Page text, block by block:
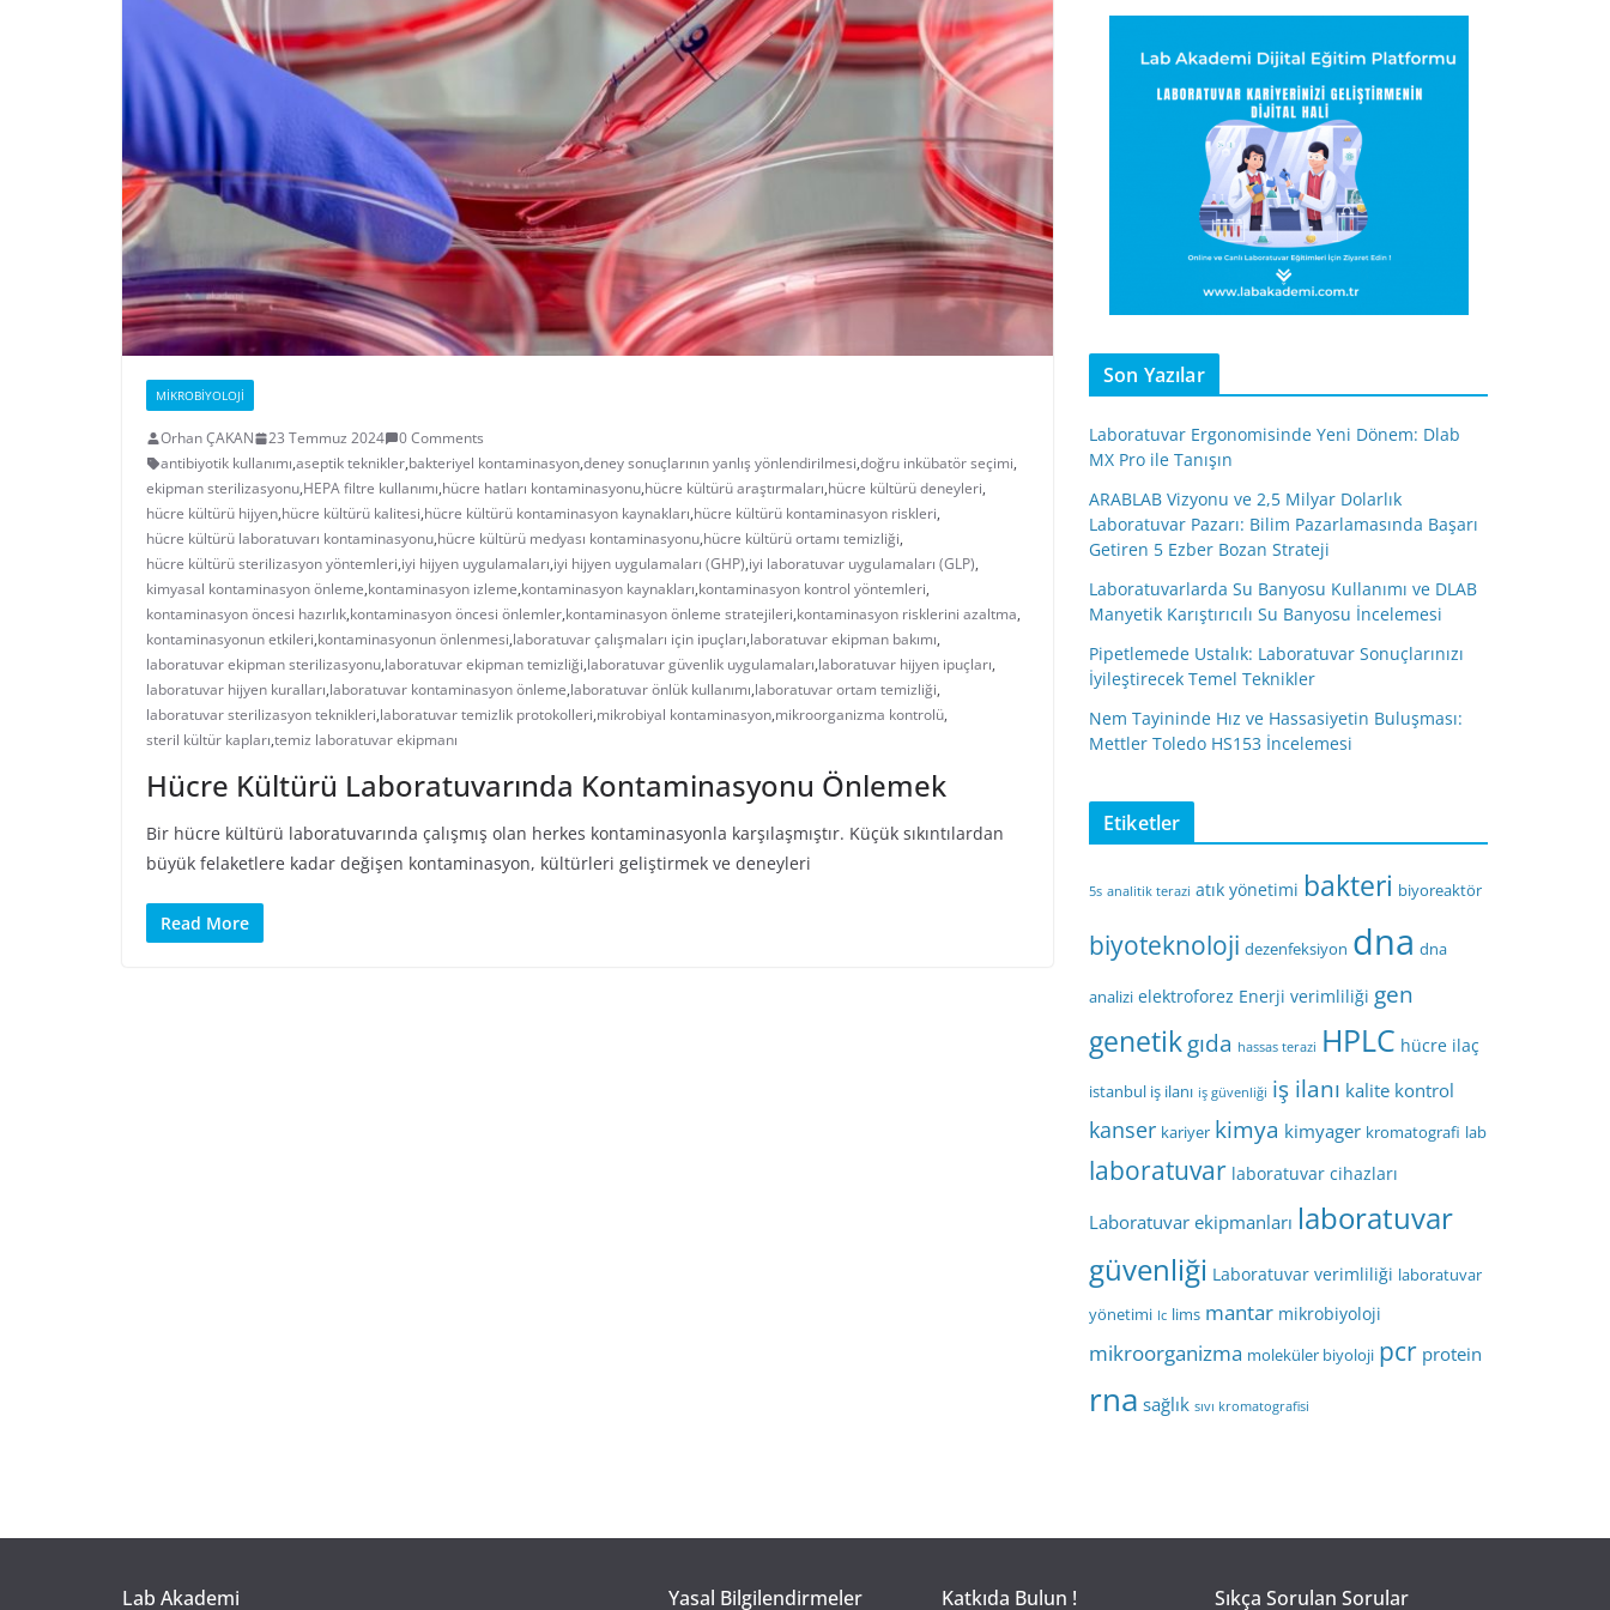
MIKROBIYOLOJI
Orhan ÇAKAN 23 Temmuz 2024
0 Comments
antibiyotik kullanımı,aseptik teknikler,bakteriyel kontaminasyon,deney sonuçlarının yanlış yönlendirilmesi,doğru inkübatör seçimi,
ekipman sterilizasyonu,HEPA filtre kullanımı,hücre hatları kontaminasyonu,hücre kültürü araştırmaları,hücre kültürü deneyleri,
hücre kültürü hijyen,hücre kültürü kalitesi,hücre kültürü kontaminasyon kaynakları,hücre kültürü kontaminasyon riskleri,
hücre kültürü laboratuvarı kontaminasyonu,hücre kültürü medyası kontaminasyonu,hücre kültürü ortamı temizliği,
hücre kültürü sterilizasyon yöntemleri,iyi hijyen uygulamaları,iyi hijyen uygulamaları (GHP),iyi laboratuvar uygulamaları (GLP),
kimyasal kontaminasyon önleme,kontaminasyon izleme,kontaminasyon kaynakları,kontaminasyon kontrol yöntemleri,
kontaminasyon öncesi hazırlık,kontaminasyon öncesi önlemler,kontaminasyon önleme stratejileri,kontaminasyon risklerini azaltma,
kontaminasyonun etkileri,kontaminasyonun önlenmesi,laboratuvar çalışmaları için ipuçları,laboratuvar ekipman bakımı,
laboratuvar ekipman sterilizasyonu,laboratuvar ekipman temizliği,laboratuvar güvenlik uygulamaları,laboratuvar hijyen ipuçları,
laboratuvar hijyen kuralları,laboratuvar kontaminasyon önleme,laboratuvar önlük kullanımı,laboratuvar ortam temizliği,
laboratuvar sterilizasyon teknikleri,laboratuvar temizlik protokolleri,mikrobiyal kontaminasyon,mikroorganizma kontrolü,
steril kültür kapları,temiz laboratuvar ekipmanı
Hücre Kültürü Laboratuvarında Kontaminasyonu Önlemek
Bir hücre kültürü laboratuvarında çalışmış olan herkes kontaminasyonla karşılaşmıştır. Küçük sıkıntılardan
büyük felaketlere kadar değişen kontaminasyon, kültürleri geliştirmek ve deneyleri
Read More
Son Yazılar
Laboratuvar Ergonomisinde Yeni Dönem: Dlab
MX Pro ile Tanışın
ARABLAB Vizyonu ve 2,5 Milyar Dolarlık
Laboratuvar Pazarı: Bilim Pazarlamasında Başarı
Getiren 5 Ezber Bozan Strateji
Laboratuvarlarda Su Banyosu Kullanımı ve DLAB
Manyetik Karıştırıcılı Su Banyosu İncelemesi
Pipetlemede Ustalık: Laboratuvar Sonuçlarınızı
İyileştirecek Temel Teknikler
Nem Tayininde Hız ve Hassasiyetin Buluşması:
Mettler Toledo HS153 İncelemesi
Etiketler
5s analitik terazi atık yönetimi bakteri biyoreaktör
biyoteknoloji dezenfeksiyon dna dna
analizi elektroforez Enerji verimliliği gen
genetikgıda hassas terazi HPLC hücre ilaç
istanbul iş ilanı iş güvenliği iş ilanı kalite kontrol
kanser kariyer kimya kimyager kromatografi lab
laboratuvar laboratuvar cihazları
Laboratuvar ekipmanları laboratuvar
güvenliği Laboratuvar verimliliği laboratuvar
yönetimi lc lims mantar mikrobiyoloji
mikroorganizma moleküler biyoloji pcr protein
rna sağlık sıvı kromatografisi
Lab Akademi Yasal Bilgilendirmeler Katkıda Bulun ! Sıkça Sorulan Sorular